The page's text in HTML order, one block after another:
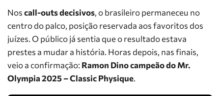
Noscall-outs decisivos, o brasileiro permaneceu no
centro do palco, posição reservada aos favoritos dos
juízes. O público já sentia que o resultado estava
prestes a mudar a história. Horas depois, nas finais,
veio a confirmação: Ramon Dino campeão do Mr.
Olympia 2025 – Classic Physique.